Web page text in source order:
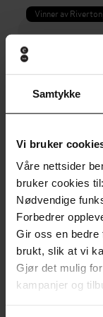
Samtykke
Vi bruker
Våre nettsider
bruker cookies til:
Nødvendige
Forbedrer
Gir oss en bedre
brukt, slik at vi
Gjør det mulig
kampanjer og
Vinner av
Jo
LYDBOK